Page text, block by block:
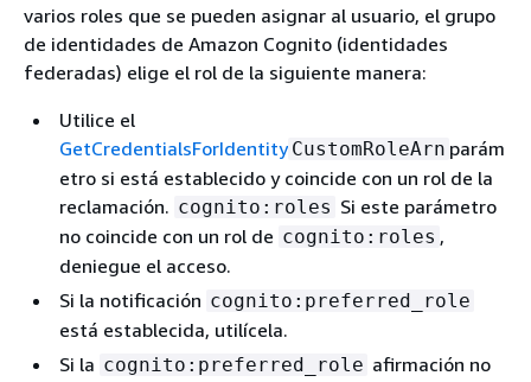
varios roles que se pueden asignar al usuario, el grupo
de identidades de Amazon Cognito (identidades
federadas) elige el rol de la siguiente manera:
Utilice el
GetCredentialsForIdentity CustomRoleArn parám
etro si está establecido y coincide con un rol de la
reclamación. cognito:roles Si este parámetro
no coincide con un rol de cognito:roles ,
deniegue el acceso.
Si la notificación cognito:preferred_role
está establecida, utilícela.
Si la cognito:preferred_role afirmación no